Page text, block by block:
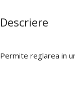
Descriere
Permite reglarea in